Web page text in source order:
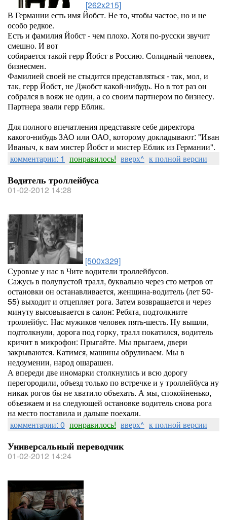
[262x215]
В Германии есть имя Йобст. Не то, чтобы частое, но и не
особо редкое.
Есть и фамилия Йобст - чем плохо. Хотя по-русски звучит
смешно. И вот
собирается такой герр Йобст в Россию. Солидный человек,
бизнесмен.
Фамилией своей не стыдится представляться - так, мол, и
так, герр Йобст, не Джобст какой-нибудь. Но в тот раз он
собрался в вояж не один, а со своим партнером по бизнесу.
Партнера звали герр Еблик.
Для полного впечатления представьте себе директора
какого-нибудь ЗАО или ОАО, которому докладывают: "Иван
Иваныч, к вам мистер Йобст и мистер Еблик из Германии".
комментарии: 1 понравилось! вверх^ к полной версии
Водитель троллейбуса
01-02-2012 14:28
[500x329]
Суровые у нас в Чите водители троллейбусов.
Сажусь в полупустой тралл, буквально через сто метров от
остановки он останавливается, женщина-водитель (лет 50-
55) выходит и отцепляет рога. Затем возвращается и через
минуту высовывается в салон: Ребята, подтолкните
троллейбус. Нас мужиков человек пять-шесть. Ну вышли,
подтолкнули, дорога под горку, тралл покатился, водитель
кричит в микрофон: Прыгайте. Мы прыгаем, двери
закрываются. Катимся, машины обруливаем. Мы в
недоумении, народ ошарашен.
А впереди две иномарки столкнулись и всю дорогу
перегородили, объезд только по встречке и у троллейбуса ну
никак рогов бы не хватило объехать. А мы, спокойненько,
объезжаем и на следующей остановке водитель снова рога
на место поставила и дальше поехали.
комментарии: 0 понравилось! вверх^ к полной версии
Универсальный переводчик
01-02-2012 14:24